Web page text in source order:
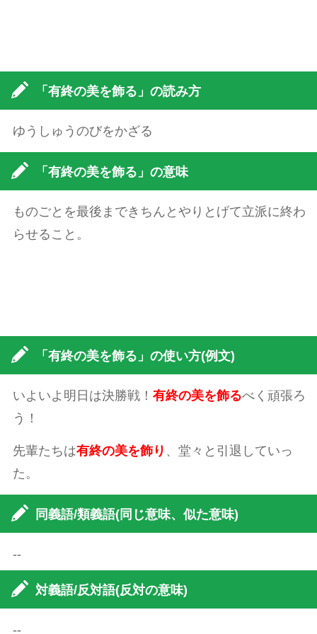
「有終の美を飾る」の読み方
ゆうしゅうのびをかざる
「有終の美を飾る」の意味
ものごとを最後まできちんとやりとげて立派に終わ
らせること。
「有終の美を飾る」の使い方(例文)
いよいよ明日は決勝戦！ 有終の美を飾るべく頑張ろ
う！
先輩たちは有終の美を飾り 、堂々と引退していっ
た。
同義語/類義語(同じ意味、似た意味)
--
対義語/反対語(反対の意味)
--